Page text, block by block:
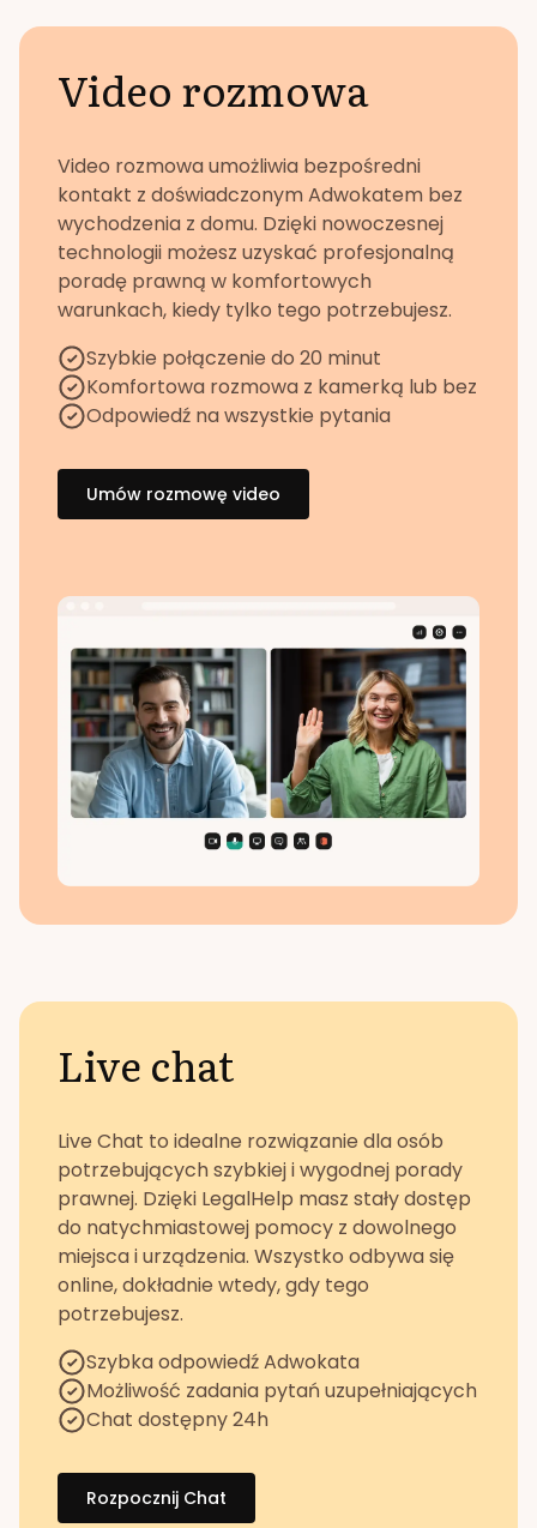
Video rozmowa
Video rozmowa umożliwia bezpośredni
kontakt z doświadczonym Adwokatem bez
wychodzenia z domu. Dzięki nowoczesnej
technologii możesz uzyskać profesjonalną
poradę prawną w komfortowych
warunkach, kiedy tylko tego potrzebujesz.
Szybkie połączenie do 20 minut
Komfortowa rozmowa z kamerką lub bez
Odpowiedź na wszystkie pytania
Umów rozmowę video
Live chat
Live Chat to idealne rozwiązanie dla osób
potrzebujących szybkiej i wygodnej porady
prawnej. Dzięki LegalHelp masz stały dostęp
do natychmiastowej pomocy z dowolnego
miejsca i urządzenia. Wszystko odbywa się
online, dokładnie wtedy, gdy tego
potrzebujesz.
Szybka odpowiedź Adwokata
Możliwość zadania pytań uzupełniających
Chat dostępny 24h
Rozpocznij Chat